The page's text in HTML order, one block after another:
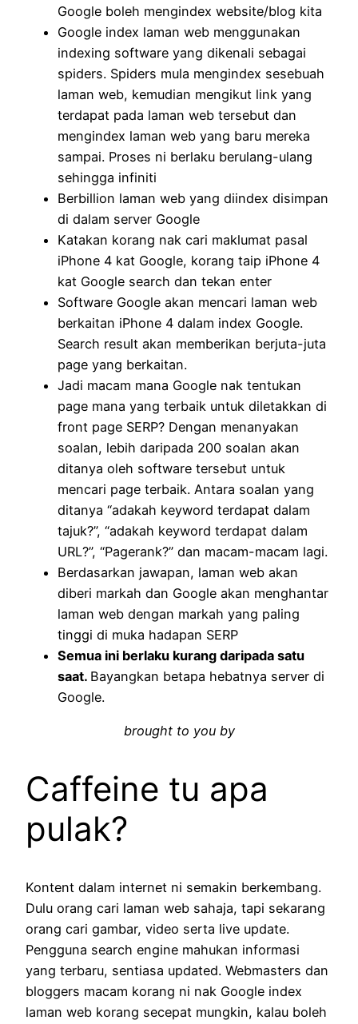
Google boleh mengindex website/blog kita
Google index laman web menggunakan
indexing software yang dikenali sebagai
spiders. Spiders mula mengindex sesebuah
laman web, kemudian mengikut link yang
terdapat pada laman web tersebut dan
mengindex laman web yang baru mereka
sampai. Proses ni berlaku berulang-ulang
sehingga infiniti
Berbillion laman web yang diindex disimpan
di dalam server Google
Katakan korang nak cari maklumat pasal
iPhone 4 kat Google, korang taip iPhone 4
kat Google search dan tekan enter
Software Google akan mencari laman web
berkaitan iPhone 4 dalam index Google.
Search result akan memberikan berjuta-juta
page yang berkaitan.
Jadi macam mana Google nak tentukan
page mana yang terbaik untuk diletakkan di
front page SERP? Dengan menanyakan
soalan, lebih daripada 200 soalan akan
ditanya oleh software tersebut untuk
mencari page terbaik. Antara soalan yang
ditanya “adakah keyword terdapat dalam
tajuk?”, “adakah keyword terdapat dalam
URL?”, “Pagerank?” dan macam-macam lagi.
Berdasarkan jawapan, laman web akan
diberi markah dan Google akan menghantar
laman web dengan markah yang paling
tinggi di muka hadapan SERP
Semua ini berlaku kurang daripada satu
saat. Bayangkan betapa hebatnya server di
Google.
brought to you by
Caffeine tu apa
pulak?
Kontent dalam internet ni semakin berkembang.
Dulu orang cari laman web sahaja, tapi sekarang
orang cari gambar, video serta live update.
Pengguna search engine mahukan informasi
yang terbaru, sentiasa updated. Webmasters dan
bloggers macam korang ni nak Google index
laman web korang secepat mungkin, kalau boleh